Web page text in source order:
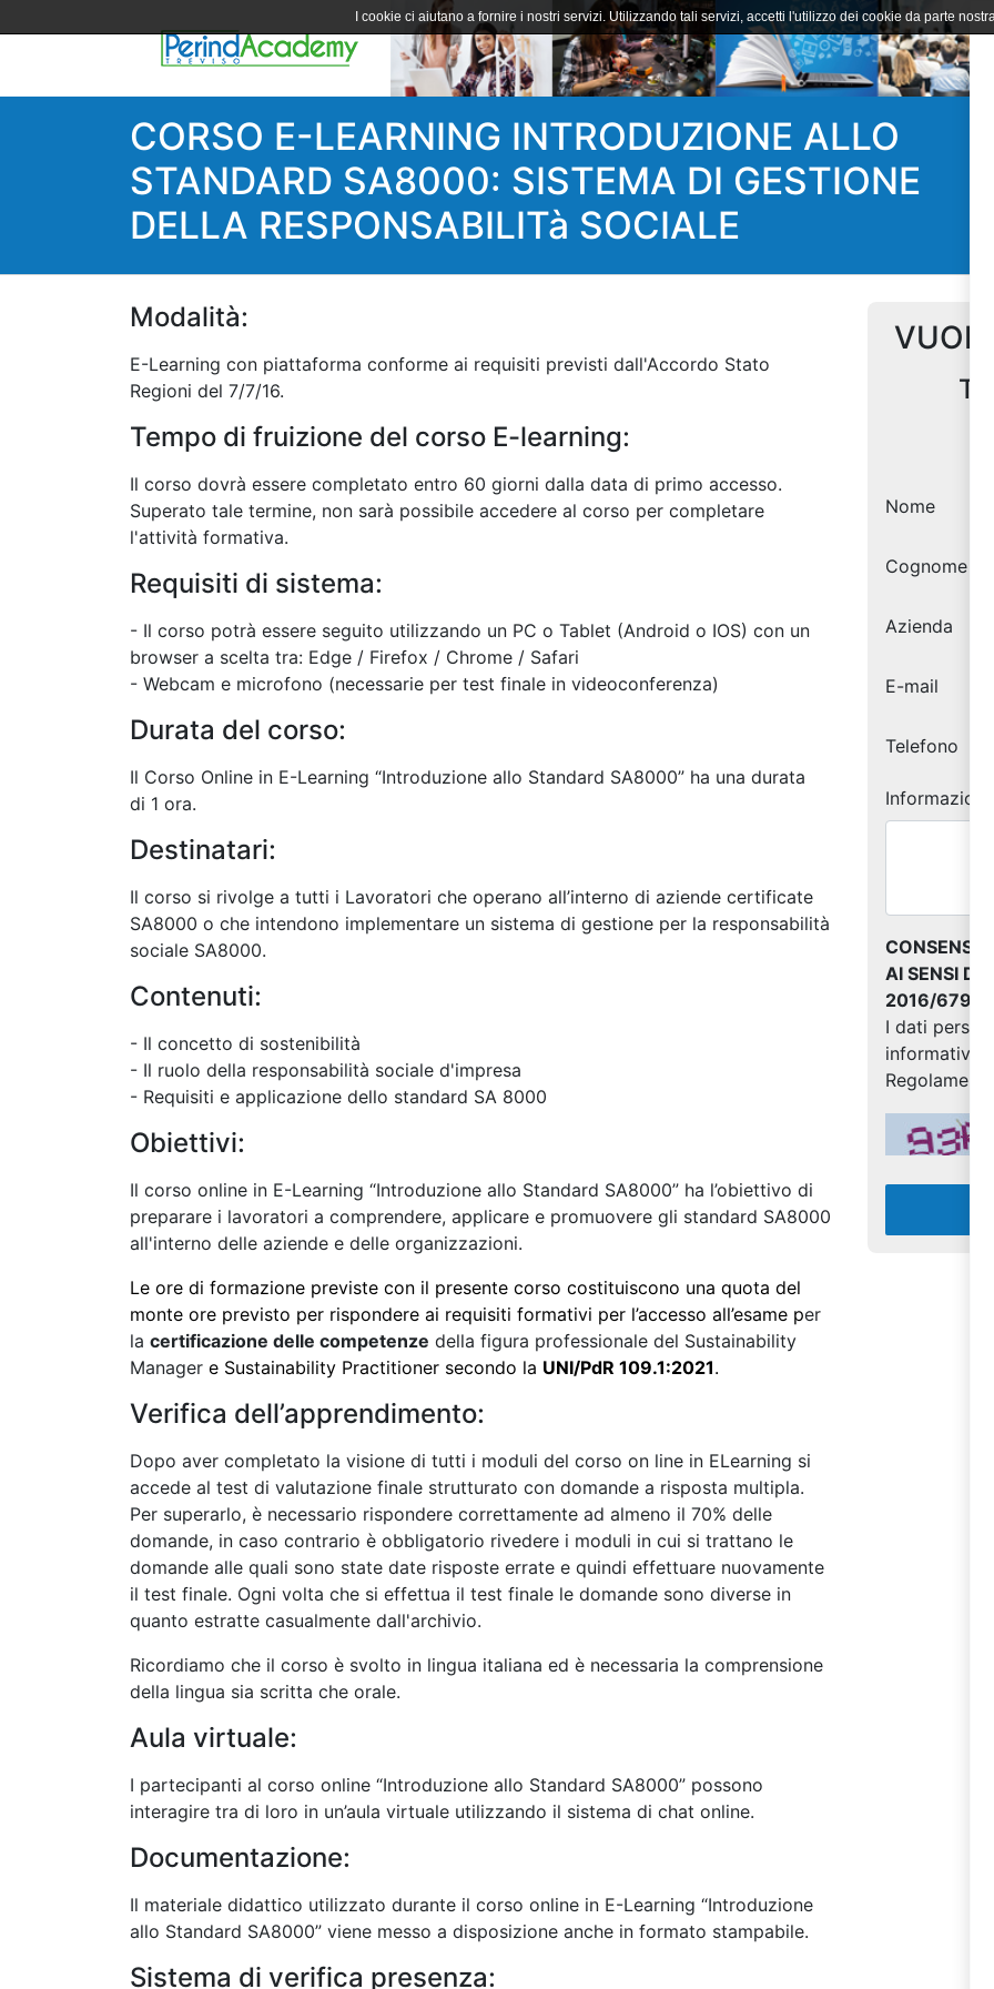
CORSO E-LEARNING INTRODUZIONE ALLO
STANDARD SA8000: SISTEMA DI GESTIONE
DELLA RESPONSABILITà SOCIALE
Modalità:
E-Learning con piattaforma conforme ai requisiti previsti dall'Accordo Stato
Regioni del 7/7/16.
Tempo di fruizione del corso E-learning:
Il corso dovrà essere completato entro 60 giorni dalla data di primo accesso.
Superato tale termine, non sarà possibile accedere al corso per completare
l'attività formativa.
Requisiti di sistema:
- Il corso potrà essere seguito utilizzando un PC o Tablet (Android o IOS) con un
browser a scelta tra: Edge / Firefox / Chrome / Safari
- Webcam e microfono (necessarie per test finale in videoconferenza)
Durata del corso:
Il Corso Online in E-Learning “Introduzione allo Standard SA8000” ha una durata
di 1 ora.
Destinatari:
Il corso si rivolge a tutti i Lavoratori che operano all’interno di aziende certificate
SA8000 o che intendono implementare un sistema di gestione per la responsabilità
sociale SA8000.
Contenuti:
- Il concetto di sostenibilità
- Il ruolo della responsabilità sociale d'impresa
- Requisiti e applicazione dello standard SA 8000
Obiettivi:
Il corso online in E-Learning “Introduzione allo Standard SA8000” ha l’obiettivo di
preparare i lavoratori a comprendere, applicare e promuovere gli standard SA8000
all'interno delle aziende e delle organizzazioni.
Le ore di formazione previste con il presente corso costituiscono una quota del
monte ore previsto per rispondere ai requisiti formativi per l’accesso all’esame per
la certificazione delle competenze della figura professionale del Sustainability
Manager e Sustainability Practitioner secondo la UNI/PdR 109.1:2021.
Verifica dell’apprendimento:
Dopo aver completato la visione di tutti i moduli del corso on line in ELearning si
accede al test di valutazione finale strutturato con domande a risposta multipla.
Per superarlo, è necessario rispondere correttamente ad almeno il 70% delle
domande, in caso contrario è obbligatorio rivedere i moduli in cui si trattano le
domande alle quali sono state date risposte errate e quindi effettuare nuovamente
il test finale. Ogni volta che si effettua il test finale le domande sono diverse in
quanto estratte casualmente dall'archivio.
Ricordiamo che il corso è svolto in lingua italiana ed è necessaria la comprensione
della lingua sia scritta che orale.
Aula virtuale:
I partecipanti al corso online “Introduzione allo Standard SA8000” possono
interagire tra di loro in un’aula virtuale utilizzando il sistema di chat online.
Documentazione:
Il materiale didattico utilizzato durante il corso online in E-Learning “Introduzione
allo Standard SA8000” viene messo a disposizione anche in formato stampabile.
Sistema di verifica presenza:
VUOI
Nome
Cognome
Azienda
E-mail
Telefono
Informazioni
CONSENSO
AI SENSI
2016/679
I dati
informativa
I cookie ci aiutano a fornire i nostri servizi. Utilizzando tali servizi, accetti l'utilizzo dei cookie da parte